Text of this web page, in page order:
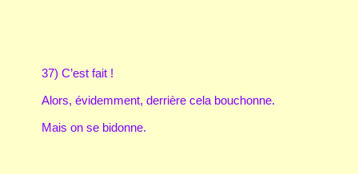
37) C’est fait !
Alors, évidemment, derrière cela bouchonne.
Mais on se bidonne.